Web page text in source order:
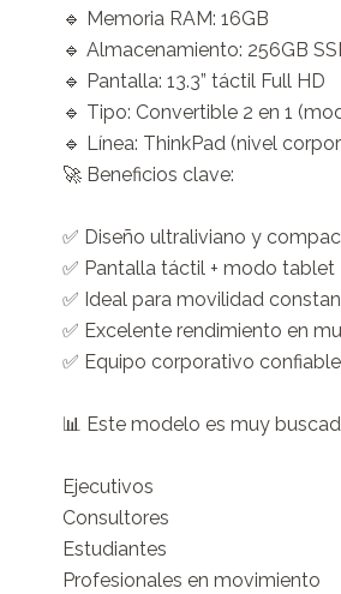
🔹 Memoria RAM: 16GB
🔹 Almacenamiento: 256GB
🔹 Pantalla: 13.3” táctil Full HD
🔹 Tipo: Convertible 2 en 1
🔹 Línea: ThinkPad (nivel
🚀 Beneficios clave:
✅ Diseño ultraliviano y
✅ Pantalla táctil + modo tablet
✅ Ideal para movilidad
✅ Excelente rendimiento en
✅ Equipo corporativo confiable
📊 Este modelo es muy
Ejecutivos
Consultores
Estudiantes
Profesionales en movimiento